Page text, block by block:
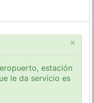
×
estación
le da servicio es